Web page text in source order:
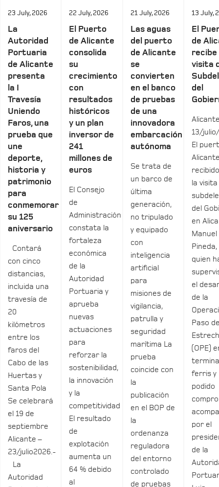
23 July, 2026
La
Autoridad
Portuaria
de Alicante
presenta
la I
Travesía
Uniendo
Faros, una
prueba que
une
deporte,
historia y
patrimonio
para
conmemorar
su 125
aniversario
Contará
con cinco
distancias,
incluida una
travesía de
20
kilómetros
entre los
faros del
Cabo de las
Huertas y
Santa Pola
Se celebrará
el 19 de
septiembre
Alicante –
23/julio2026.-
La
Autoridad
22 July, 2026
El Puerto
de Alicante
consolida
su
crecimiento
con
resultados
históricos
y un plan
inversor de
241
millones de
euros
El Consejo
de
Administración
constata la
fortaleza
económica
de la
Autoridad
Portuaria y
aprueba
nuevas
actuaciones
para
reforzar la
sostenibilidad,
la innovación
y la
competitividad
El resultado
de
explotación
aumenta un
64 % debido
al
21 July, 2026
Las aguas
del puerto
de Alicante
se
convierten
en el banco
de pruebas
de una
innovadora
embarcación
autónoma
Se trata de
un barco de
última
generación,
no tripulado
y equipado
con
inteligencia
artificial
para
misiones de
vigilancia,
patrulla y
seguridad
marítima La
prueba
coincide con
la
publicación
en el BOP de
la
ordenanza
reguladora
del entorno
controlado
de pruebas
13 July,
El
de
recibe
visita
del
13/
El
la
del
en
Manuel
Pineda,
quien
el
de la
Paso
(OPE)
ferris y
podido
por el
de la